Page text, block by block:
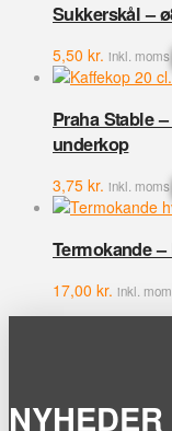
Sukkerskål –
5,50 kr. inkl. moms
Praha Stable
underkop
3,75 kr. inkl. moms
Termokande
17,00 kr. inkl.
NYHEDER